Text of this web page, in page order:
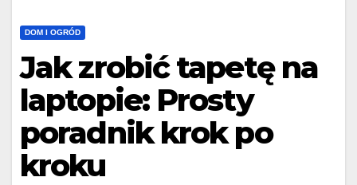
DOM I OGRÓD
Jak zrobić tapetę na
laptopie: Prosty
poradnik krok po
kroku